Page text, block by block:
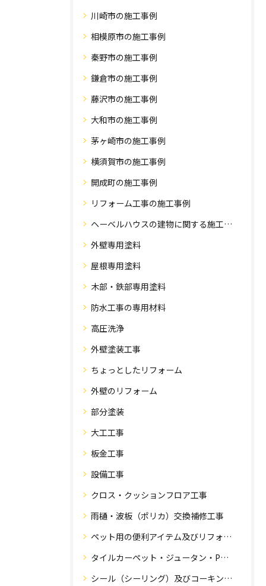
川崎市の施工事例
相模原市の施工事例
秦野市の施工事例
鎌倉市の施工事例
藤沢市の施工事例
大和市の施工事例
茅ヶ崎市の施工事例
横須賀市の施工事例
開成町の施工事例
リフォーム工事の施工事例
ヘーベルハウスの建物に関する施工事例
外壁専用塗料
屋根専用塗料
木部・鉄部専用塗料
防水工事の専用材料
高圧洗浄
外壁塗装工事
ちょっとしたリフォーム
外壁のリフォーム
部分塗装
大工工事
板金工事
設備工事
クロス・クッションフロア工事
雨樋・波板（ポリカ）交換補修工事
ペット用の便利アイテム及びリフォーム工事
タイルカーペット・ジュータン・Pタイル・床・フローリング工事
シール（シーリング）及びコーキング工事の専門知識